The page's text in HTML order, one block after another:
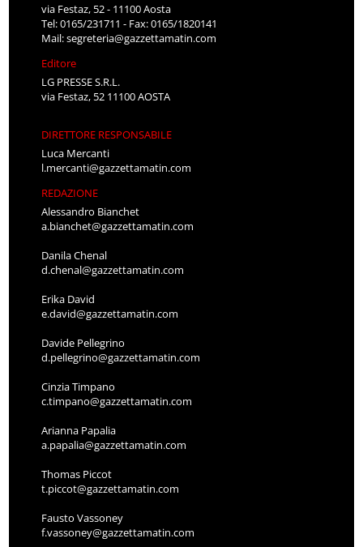
via Festaz, 52 - 11100 Aosta
Tel: 0165/231711 - Fax: 0165/1820141
Mail:segreteria@gazzettamatin.com
Editore
LG PRESSE S.R.L.
via Festaz, 52 11100 AOSTA
DIRETTORE RESPONSABILE
Luca Mercanti
l.mercanti@gazzettamatin.com
REDAZIONE
Alessandro Bianchet
a.bianchet@gazzettamatin.com
Danila Chenal
d.chenal@gazzettamatin.com
Erika David
e.david@gazzettamatin.com
Davide Pellegrino
d.pellegrino@gazzettamatin.com
Cinzia Timpano
c.timpano@gazzettamatin.com
Arianna Papalia
a.papalia@gazzettamatin.com
Thomas Piccot
t.piccot@gazzettamatin.com
Fausto Vassoney
f.vassoney@gazzettamatin.com